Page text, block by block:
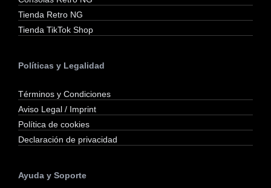
Tienda Retro NG
Tienda TikTok Shop
Políticas y Legalidad
Términos y Condiciones
Aviso Legal / Imprint
Política de cookies
Declaración de privacidad
Ayuda y Soporte